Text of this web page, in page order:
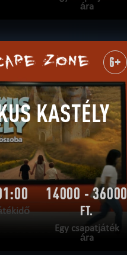
ára
AKAROK | TELJESÍTVE 6+
KASTÉLY
14000 - 36000
FT.
Egy csapatjáték
ára